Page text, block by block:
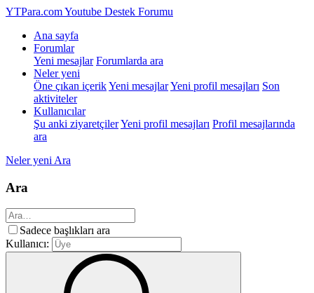
YTPara.comYoutube Destek Forumu
Ana sayfa
Forumlar
Yeni mesajlar Forumlarda ara
Neler yeni
Öne çıkan içerikYeni mesajlarYeni profil mesajları Son
aktiviteler
Kullanıcılar
Şu anki ziyaretçilerYeni profil mesajları Profil mesajlarında
ara
Neler yeni Ara
Ara
Sadece başlıkları ara
Kullanıcı: